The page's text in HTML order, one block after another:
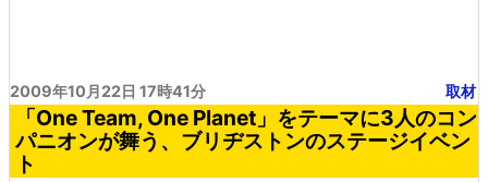
2009年10月22日 17時41分 取材
「One Team, One Planet」をテーマに3人のコン
パニオンが舞う、ブリヂストンのステージイベン
ト